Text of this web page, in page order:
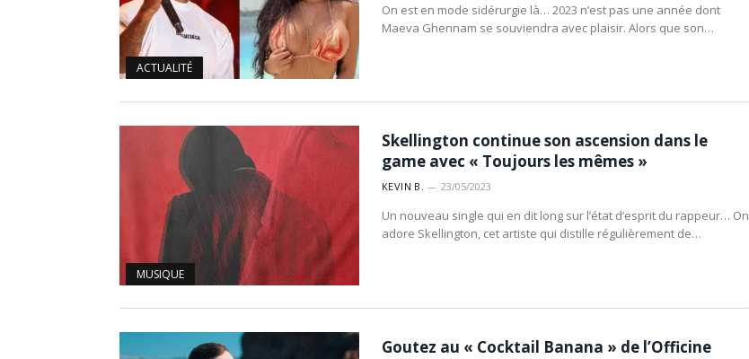
ACTUALITÉ
On est en mode sidérurgie là… 2023 n’est pas une année dont
Maeva Ghennam se souviendra avec plaisir. Alors que son…
MUSIQUE
Skellington continue son ascension dans le
game avec « Toujours les mêmes »
KEVIN B. 23/05/2023
Un nouveau single qui en dit long sur l’état d’esprit du rappeur… On
adore Skellington, cet artiste qui distille régulièrement de…
Goutez au « Cocktail Banana » de l’Officine